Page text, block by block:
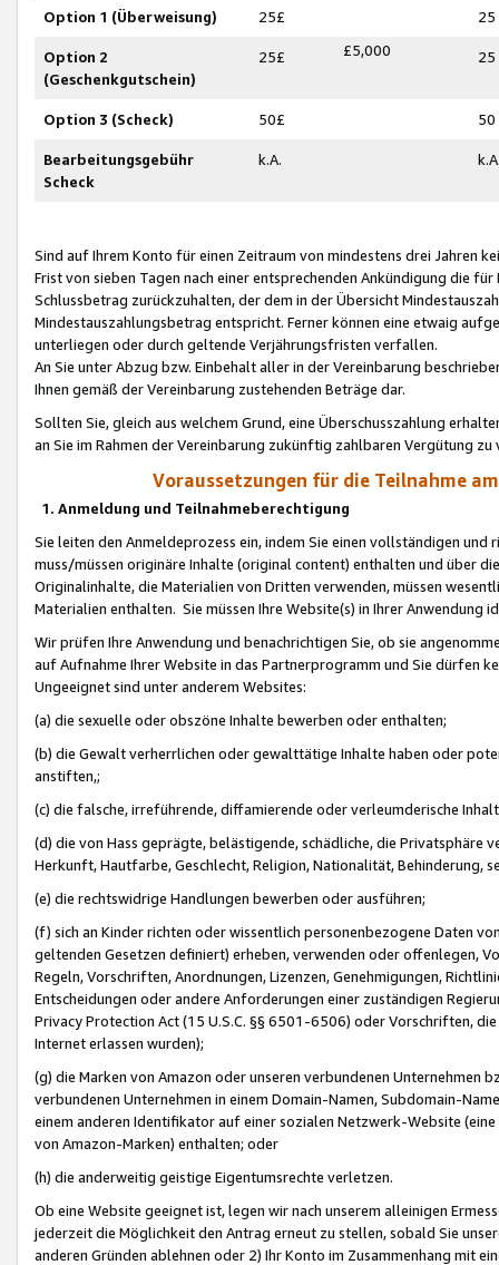
Option 1 (Überweisung) 25£ 25
Option 2
(Geschenkgutschein)
25£ £5,000 25
Option 3 (Scheck) 50£ 50
Bearbeitungsgebühr
Scheck
k.A.
Sind auf Ihrem Konto für einen Zeitraum von mindestens drei Jahren
Frist von sieben Tagen nach einer entsprechenden Ankündigung die
Schlussbetrag zurückzuhalten, der dem in der Übersicht
Mindestauszahlungsbetrag entspricht. Ferner können eine etwaig
unterliegen oder durch geltende Verjährungsfristen verfallen.
An Sie unter Abzug bzw. Einbehalt aller in der Vereinbarung
Ihnen gemäß der Vereinbarung zustehenden Beträge dar.
Sollten Sie, gleich aus welchem Grund, eine Überschusszahlung
an Sie im Rahmen der Vereinbarung zukünftig zahlbaren Vergütung zu
Voraussetzungen für die Teilnahme
1. Anmeldung und Teilnahmeberechtigung
Sie leiten den Anmeldeprozess ein, indem Sie einen vollständigen
muss/müssen originäre Inhalte (original content) enthalten und über
Originalinhalte, die Materialien von Dritten verwenden, müssen
Materialien enthalten. Sie müssen Ihre Website(s) in Ihrer Anwendung
Wir prüfen Ihre Anwendung und benachrichtigen Sie, ob sie
auf Aufnahme Ihrer Website in das Partnerprogramm und Sie dürfen
Ungeeignet sind unter anderem Websites:
(a) die sexuelle oder obszöne Inhalte bewerben oder enthalten;
(b) die Gewalt verherrlichen oder gewalttätige Inhalte haben oder
anstiften,;
(c) die falsche, irreführende, diffamierende oder verleumderische
(d) die von Hass geprägte, belästigende, schädliche, die Privatsphäre
Herkunft, Hautfarbe, Geschlecht, Religion, Nationalität, Behinderung,
(e) die rechtswidrige Handlungen bewerben oder ausführen;
(f) sich an Kinder richten oder wissentlich personenbezogene Daten
geltenden Gesetzen definiert) erheben, verwenden oder offenlegen,
Regeln, Vorschriften, Anordnungen, Lizenzen, Genehmigungen,
Entscheidungen oder andere Anforderungen einer zuständigen
Privacy Protection Act (15 U.S.C. §§ 6501-6506) oder Vorschriften,
Internet erlassen wurden);
(g) die Marken von Amazon oder unseren verbundenen Unternehmen
verbundenen Unternehmen in einem Domain-Namen, Subdomain-
einem anderen Identifikator auf einer sozialen Netzwerk-Website
von Amazon-Marken) enthalten; oder
(h) die anderweitig geistige Eigentumsrechte verletzen.
Ob eine Website geeignet ist, legen wir nach unserem alleinigen
jederzeit die Möglichkeit den Antrag erneut zu stellen, sobald Sie
anderen Gründen ablehnen oder 2) Ihr Konto im Zusammenhang mit